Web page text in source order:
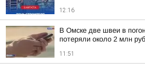
12:16
В Омске две швеи в
потеряли около 2 млн
11:51